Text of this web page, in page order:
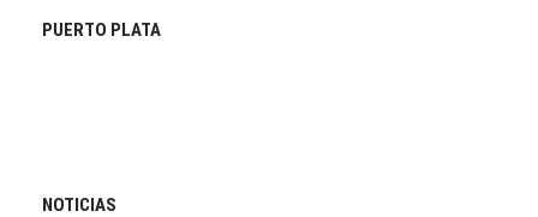
PUERTO PLATA
NOTICIAS